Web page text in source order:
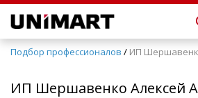
Подбор профессионалов / ИП
ИП Шершавенко Алексей